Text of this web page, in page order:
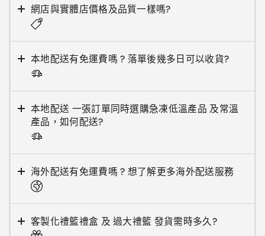
網店與實體店價格及品質一樣嗎?
本地配送有免運費嗎 ? 落單後幾多日可以收貨?
本地配送 一張訂單同時選購急凍低溫產品 及常溫
產品，如何配送?
海外配送有免運費嗎 ? 想了解更多海外配送服務
客製化禮籃禮盒 及 過大禮籃 發貨需時多久?